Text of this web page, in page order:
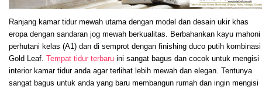
Ranjang kamar tidur mewah utama dengan model dan desain ukir khas
eropa dengan sandaran jog mewah berkualitas. Berbahankan kayu mahoni
perhutani kelas (A1) dan di semprot dengan finishing duco putih kombinasi
Gold Leaf. Tempat tidur terbaru ini sangat bagus dan cocok untuk mengisi
interior kamar tidur anda agar terlihat lebih mewah dan elegan. Tentunya
sangat bagus untuk anda yang baru membangun rumah dan ingin mengisi